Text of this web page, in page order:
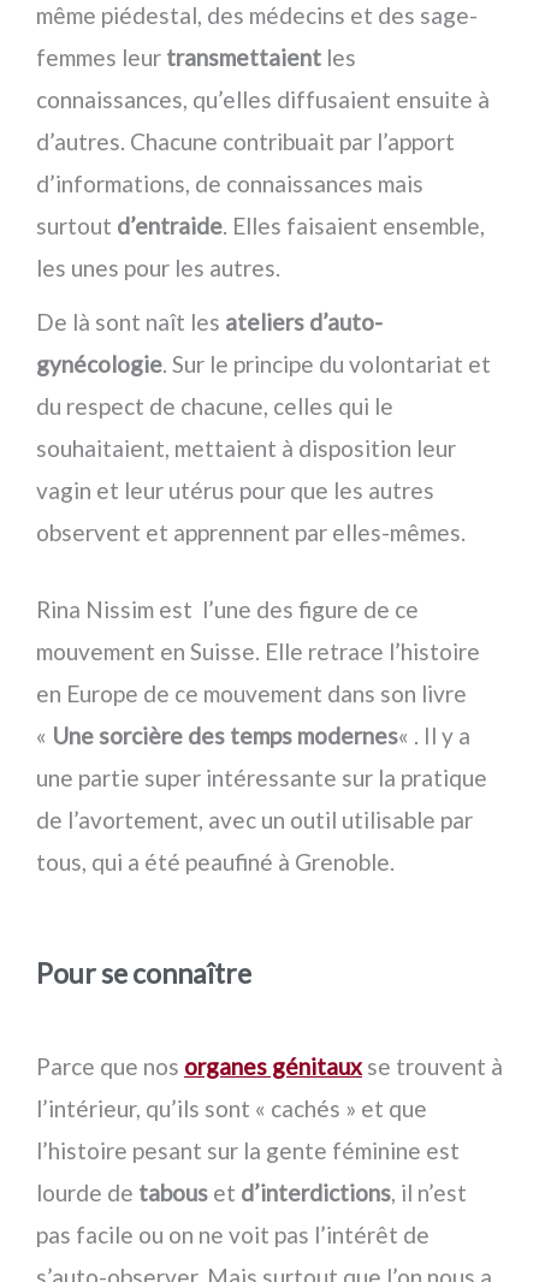
même piédestal, des médecins et des sage-
femmes leur transmettaient les
connaissances, qu’elles diffusaient ensuite à
d’autres. Chacune contribuait par l’apport
d’informations, de connaissances mais
surtout d’entraide. Elles faisaient ensemble,
les unes pour les autres.
De là sont naît les ateliers d’auto-
gynécologie . Sur le principe du volontariat et
du respect de chacune, celles qui le
souhaitaient, mettaient à disposition leur
vagin et leur utérus pour que les autres
observent et apprennent par elles-mêmes.
Rina Nissim est l’une des figure de ce
mouvement en Suisse. Elle retrace l’histoire
en Europe de ce mouvement dans son livre
« Une sorcière des temps modernes« . Il y a
une partie super intéressante sur la pratique
de l’avortement, avec un outil utilisable par
tous, qui a été peaufiné à Grenoble.
Pour se connaître
Parce que nos organes génitaux se trouvent à
l’intérieur, qu’ils sont « cachés » et que
l’histoire pesant sur la gente féminine est
lourde de tabous et d’interdictions , il n’est
pas facile ou on ne voit pas l’intérêt de
s’auto-observer. Mais surtout que l’on nous a